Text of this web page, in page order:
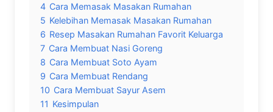
4 Cara Memasak Masakan Rumahan
5 Kelebihan Memasak Masakan Rumahan
6 Resep Masakan Rumahan Favorit Keluarga
7 Cara Membuat Nasi Goreng
8 Cara Membuat Soto Ayam
9 Cara Membuat Rendang
10 Cara Membuat Sayur Asem
11 Kesimpulan